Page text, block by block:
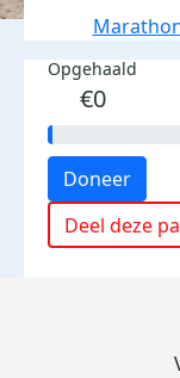
Opgehaald
€0
Doneer
Deel deze